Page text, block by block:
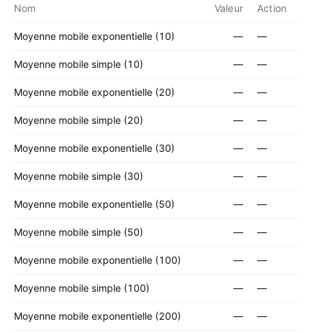
Nom Valeur Action
Moyenne mobile exponentielle (10) — —
Moyenne mobile simple (10) — —
Moyenne mobile exponentielle (20) — —
Moyenne mobile simple (20) — —
Moyenne mobile exponentielle (30) — —
Moyenne mobile simple (30) — —
Moyenne mobile exponentielle (50) — —
Moyenne mobile simple (50) — —
Moyenne mobile exponentielle (100) — —
Moyenne mobile simple (100) — —
Moyenne mobile exponentielle (200) — —